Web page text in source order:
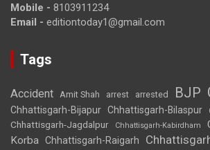
Mobile - 8103911234
Email - editiontoday1@gmail.com
Tags
Accident Amit Shah arrest arrested BJP
Chhattisgarh-Bijapur Chhattisgarh-Bilaspur
Chhattisgarh-Jagdalpur Chhattisgarh-Kabirdham
Korba Chhattisgarh-Raigarh